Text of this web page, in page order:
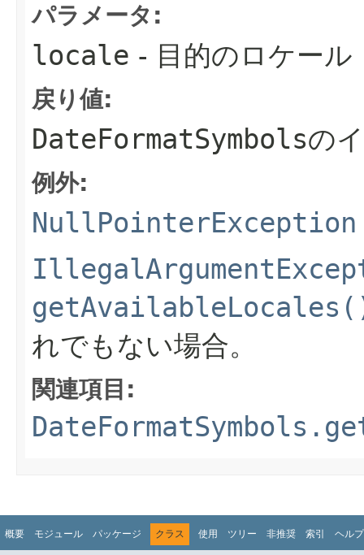
パラメータ:
locale - 目的のロケール
戻り値:
DateFormatSymbolsの
例外:
NullPointerException
れでもない場合。
関連項目:
概要 モジュール パッケージ クラス 使用 ツリー 非推奨 索引 ヘルプ